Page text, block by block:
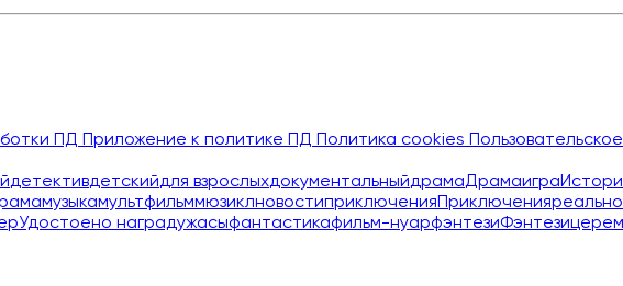
ПД Приложение к политике ПД Политика cookies
детективдетскийдля взрослыхдокументальныйдрамаДрамаигра
музыкамультфильммюзиклновостиприключенияПриключения
Удостоено наградужасыфантастикафильм-нуарфэнтезиФэнтези